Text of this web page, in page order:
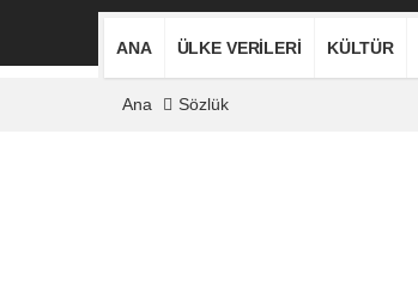
ANA ÜLKE VERILERI KÜLTÜR
Ana Sözlük